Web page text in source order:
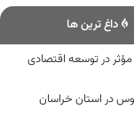
داغ ترین ها
مؤثر در توسعه اقتصادی
در استان خراسان